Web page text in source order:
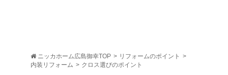
ニッカホーム広島御幸TOP > リフォームのポイント >
内装リフォーム > クロス選びのポイント